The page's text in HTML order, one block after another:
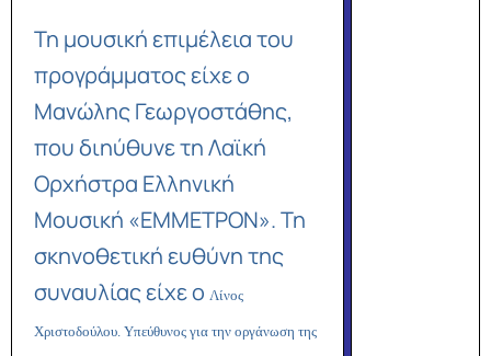
Τη μουσική επιμέλεια του
προγράμματος είχε ο
Μανώλης Γεωργοστάθης,
που διηύθυνε τη Λαϊκή
Ορχήστρα Ελληνική
Μουσική «ΕΜΜΕΤΡΟΝ». Τη
σκηνοθετική ευθύνη της
συναυλίας είχε ο Λίνος
Χριστοδούλου. Υπεύθυνος για την οργάνωση της